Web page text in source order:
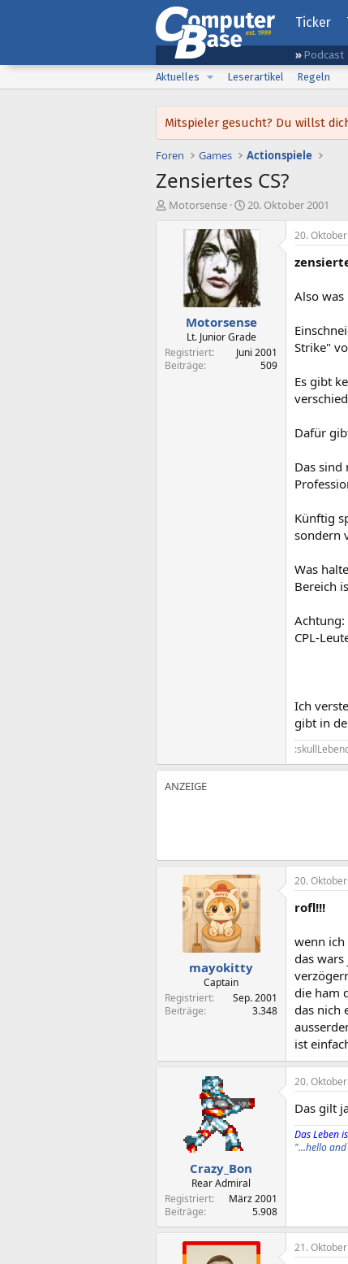
Ticker
Podcast
Aktuelles
Leserartikel Regeln
Mitspieler gesucht? Du willst
Foren Games Actionspiele
Zensiertes CS?
E
Motorsense
E
s
t
t
a
m
20. Oktober 2001
Motorsense
Lt. Junior Grade
Registriert
Juni 2001
Beiträge
509
20.
Also
Strike"
Es gibt
Dafür
Das
Künftig
sondern
Was
Bereich
Achtung:
CPL-
Ich
gibt in
mayokitty
Captain
Registriert
Sep. 2001
Beiträge
3.348
20.
rofl!!!
wenn ich
das
die ham
das nich
ist
Crazy_Bon
Rear Admiral
Registriert
März 2001
Beiträge
5.908
20.
Das gilt
Das Leben
"...hello
21.